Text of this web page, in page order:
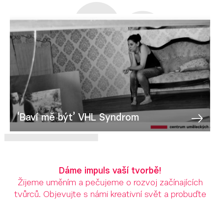
‘Baví mě být’ VHL Syndrom
Dáme impuls vaší tvorbě!
Žijeme uměním a pečujeme o rozvoj začínajících
tvůrců. Objevujte s námi kreativní svět a probuďte